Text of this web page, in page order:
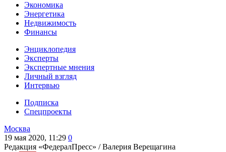
Экономика
Энергетика
Недвижимость
Финансы
Энциклопедия
Эксперты
Экспертные мнения
Личный взгляд
Интервью
Подписка
Спецпроекты
Москва
19 мая 2020, 11:29 0
Редакция «ФедералПресс» /Валерия Верещагина